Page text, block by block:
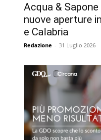
Acqua &
nuove aperture
e Calabria
Redazione - 31 Luglio 2026